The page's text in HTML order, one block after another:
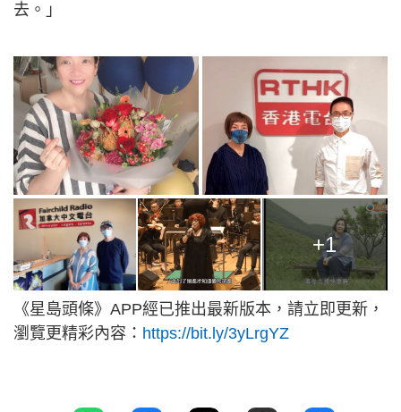
去。」
+1
《星島頭條》APP經已推出最新版本，請立即更新，
瀏覽更精彩內容： https://bit.ly/3yLrgYZ